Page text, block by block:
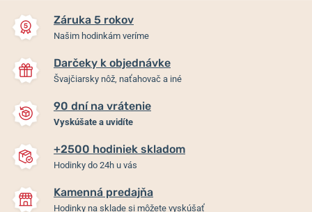
Záruka 5 rokov
Našim hodinkám veríme
Darčeky k objednávke
Švajčiarsky nôž, naťahovač a iné
90 dní na vrátenie
Vyskúšate a uvidíte
+2500 hodiniek skladom
Hodinky do 24h u vás
Kamenná predajňa
Hodinky na sklade si môžete vyskúšať